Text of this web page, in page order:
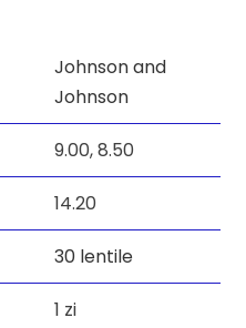
Johnson and
Johnson
9.00,8.50
14.20
30 lentile
1 zi